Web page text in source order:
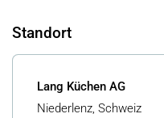
Standort
Lang Küchen AG
Niederlenz, Schweiz